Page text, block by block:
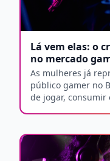
Lá vem elas: o
no mercado
As mulheres já
público gamer no
de jogar, consumir